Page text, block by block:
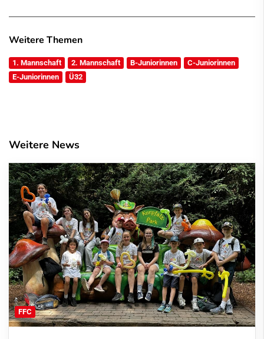
Weitere Themen
1. Mannschaft 2. Mannschaft B-Juniorinnen
C-Juniorinnen
E-Juniorinnen
Ü32
Weitere News
FFC